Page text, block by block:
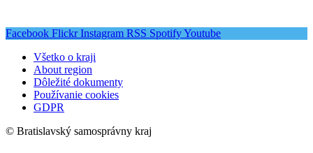
Facebook Flickr Instagram RSS SpotifyYoutube
Všetko o kraji
About region
Dôležité dokumenty
Používanie cookies
GDPR
© Bratislavský samosprávny kraj